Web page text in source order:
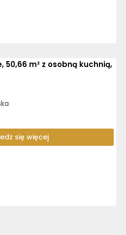
m² z osobną kuchnią,
się więcej